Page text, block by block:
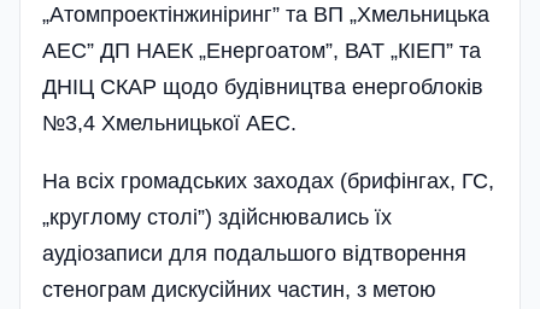
„Атомпроектінжиніринг” та ВП „Хмельницька
АЕС” ДП НАЕК „Енергоатом”, ВАТ „КІЕП” та
ДНІЦ СКАР щодо будівництва енергоблоків
№3,4 Хмельницької АЕС.
На всіх громадських заходах (брифінгах, ГС,
„круглому столі”) здійснювались їх
аудіозаписи для подальшого відтворення
стенограм дискусійних частин, з метою